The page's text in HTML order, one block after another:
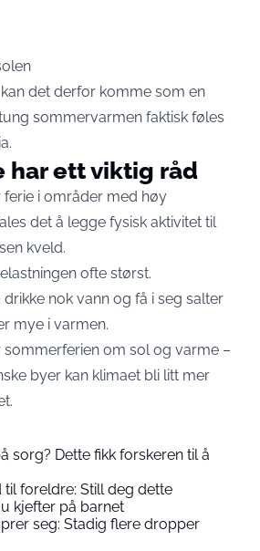
det derfor komme som en
sommervarmen faktisk føles
har ett viktig råd
i områder med høy
det å legge fysisk aktivitet til
kveld.
ofte størst.
nok vann og få i seg salter
mye i varmen.
sommerferien om sol og varme –
byer kan klimaet bli litt mer
sorg? Dette fikk forskeren til å
til foreldre: Still deg dette
kjefter på barnet
seg: Stadig flere dropper